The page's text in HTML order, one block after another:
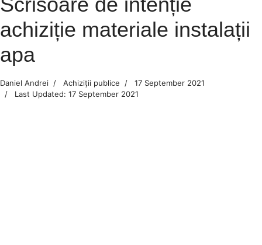
achiziție materiale instalații
apa
Daniel Andrei Achiziții publice
17 September 2021
Last Updated: 17 September 2021